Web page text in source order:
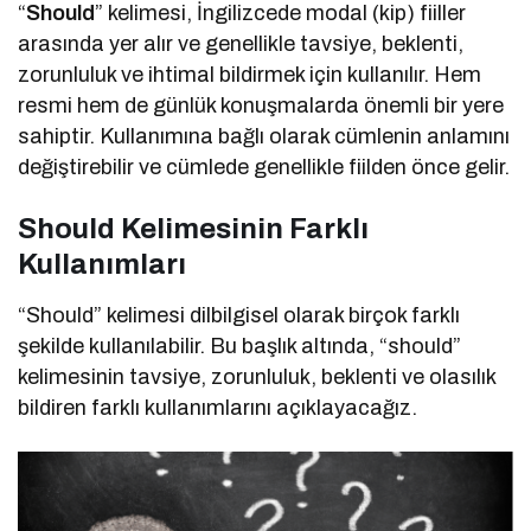
“Should” kelimesi, İngilizcede modal (kip) fiiller
arasında yer alır ve genellikle tavsiye, beklenti,
zorunluluk ve ihtimal bildirmek için kullanılır. Hem
resmi hem de günlük konuşmalarda önemli bir yere
sahiptir. Kullanımına bağlı olarak cümlenin anlamını
değiştirebilir ve cümlede genellikle fiilden önce gelir.
Should Kelimesinin Farklı
Kullanımları
“Should” kelimesi dilbilgisel olarak birçok farklı
şekilde kullanılabilir. Bu başlık altında, “should”
kelimesinin tavsiye, zorunluluk, beklenti ve olasılık
bildiren farklı kullanımlarını açıklayacağız.